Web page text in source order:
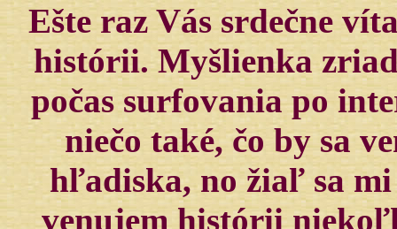
Ešte raz Vás srdečne
histórii. Myšlienka
počas surfovania po
niečo také, čo by sa
hľadiska, no žiaľ sa
venujem histórii